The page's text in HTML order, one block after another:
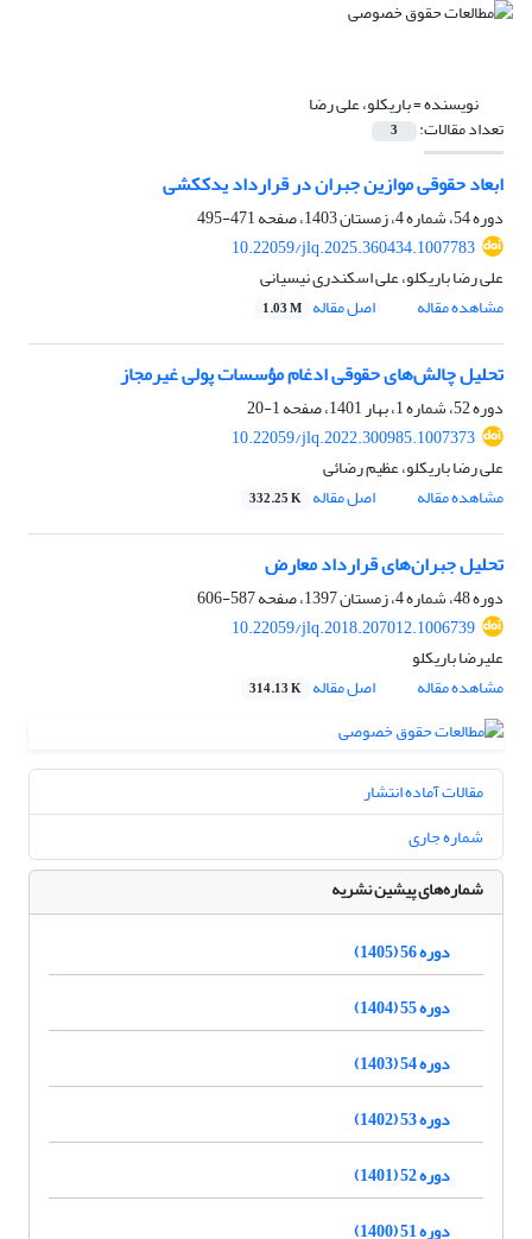
نویسنده =باریکلو، علی رضا
تعداد مقالات: 3
ابعاد حقوقی موازین جبران در قرارداد یدککشی
دوره 54، شماره 4، زمستان 1403، صفحه
471-495
10.22059/jlq.2025.360434.1007783
علی رضا باریکلو، علی اسکندری نیسیانی
مشاهده مقاله
اصل مقاله 1.03 M
تحلیل چالش‌های حقوقی ادغام مؤسسات پولی غیرمجاز‏
دوره 52، شماره 1، بهار 1401، صفحه
1-20
10.22059/jlq.2022.300985.1007373
علی رضا باریکلو، عظیم رضائی
مشاهده مقاله
اصل مقاله 332.25 K
تحلیل جبران‌های قرارداد معارض
دوره 48، شماره 4، زمستان 1397، صفحه
587-606
10.22059/jlq.2018.207012.1006739
علیرضا باریکلو
مشاهده مقاله
اصل مقاله 314.13 K
مقالات آماده انتشار
شماره جاری
شماره‌های پیشین نشریه
دوره 56 (1405)
دوره 55 (1404)
دوره 54 (1403)
دوره 53 (1402)
دوره 52 (1401)
دوره 51 (1400)